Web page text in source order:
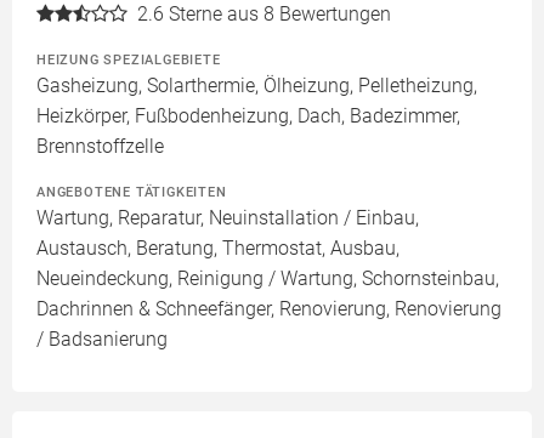
2.6 Sterne aus 8 Bewertungen
HEIZUNG SPEZIALGEBIETE
Gasheizung, Solarthermie, Ölheizung, Pelletheizung,
Heizkörper, Fußbodenheizung, Dach, Badezimmer,
Brennstoffzelle
ANGEBOTENE TÄTIGKEITEN
Wartung, Reparatur, Neuinstallation / Einbau,
Austausch, Beratung, Thermostat, Ausbau,
Neueindeckung, Reinigung / Wartung, Schornsteinbau,
Dachrinnen & Schneefänger, Renovierung, Renovierung
/ Badsanierung